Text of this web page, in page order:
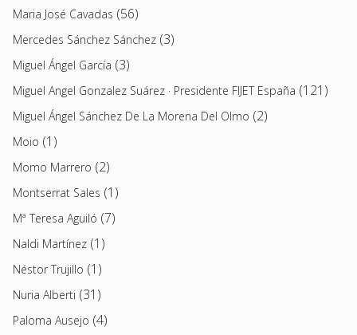
Maria José Cavadas (56)
Mercedes Sánchez Sánchez (3)
Miguel Ángel García (3)
Miguel Angel Gonzalez Suárez · Presidente FIJET España (121)
Miguel Ángel Sánchez De La Morena Del Olmo (2)
Moio (1)
Momo Marrero (2)
Montserrat Sales (1)
Mª Teresa Aguiló (7)
Naldi Martínez (1)
Néstor Trujillo (1)
Nuria Alberti (31)
Paloma Ausejo (4)